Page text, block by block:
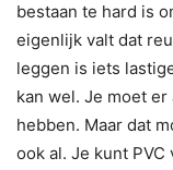
bestaan te hard is
eigenlijk valt dat
leggen is iets
kan wel. Je moet
hebben. Maar dat
ook al. Je kunt